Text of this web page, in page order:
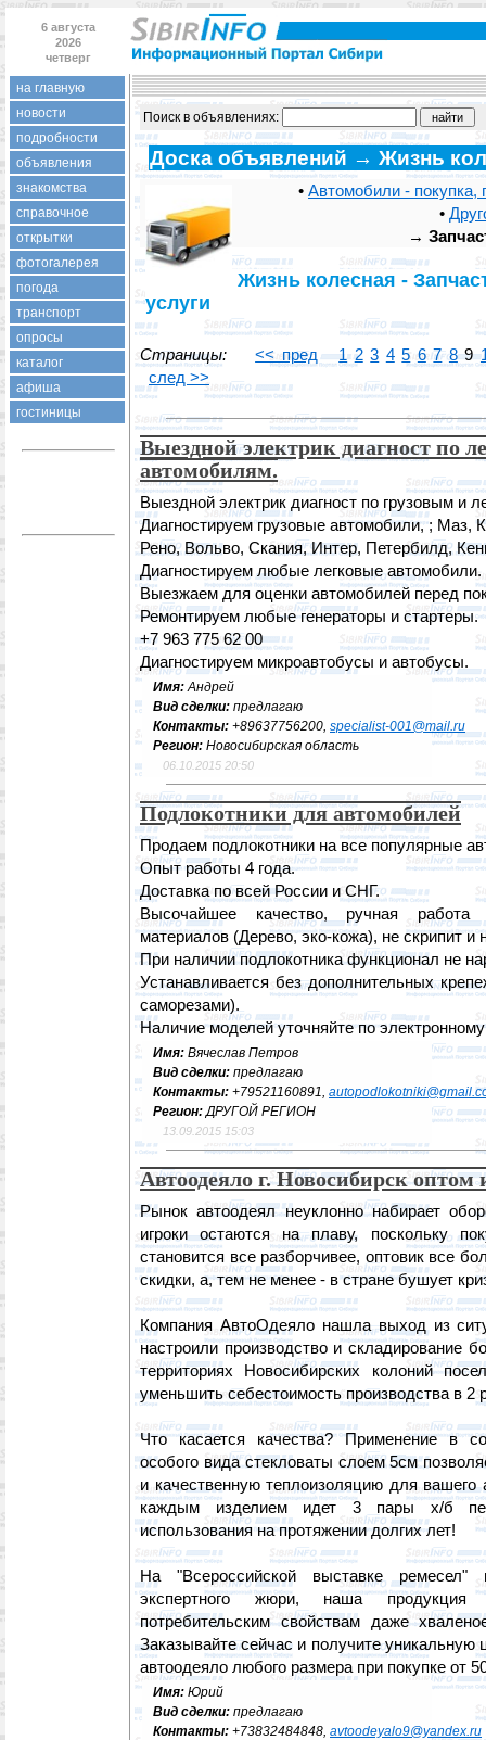
6 августа
2026
четверг
на главную
новости
подробности
объявления
знакомства
справочное
открытки
фотогалерея
погода
транспорт
опросы
каталог
афиша
гостиницы
Поиск в объявлениях:
Доска объявлений → Жизнь
• Автомобили - покупка,
•
→
Жизнь колесная -
услуги
Страницы: << пред 1 2 3 4 5 6 7 89
след >>
Выездной электрик диагност по
автомобилям.
Выездной электрик диагност по грузовым и
Диагностируем грузовые автомобили, ;
Рено, Вольво, Скания, Интер, Петербилд,
Диагностируем любые легковые автомобили.
Выезжаем для оценки автомобилей перед
Ремонтируем любые генераторы и стартеры.
+7 963 775 62 00
Диагностируем микроавтобусы и автобусы.
Имя:Андрей
Вид сделки: предлагаю
Контакты: +89637756200, specialist-001@mail.ru
Регион: Новосибирская область
06.10.2015 20:50
Подлокотники для автомобилей
Продаем подлокотники на все популярные
Опыт работы 4 года.
Доставка по всей России и СНГ.
Высочайшее качество, ручная работа
материалов (Дерево, эко-кожа), не скрипит и
При наличии подлокотника функционал не
Устанавливается без дополнительных
саморезами).
Наличие моделей уточняйте по
Имя: Вячеслав Петров
Вид сделки: предлагаю
Контакты: +79521160891,
Регион:ДРУГОЙ РЕГИОН
13.09.2015 15:03
Автоодеяло г. Новосибирск оптом
Рынок автоодеял неуклонно набирает
игроки остаются на плаву, поскольку
становится все разборчивее, оптовик все
скидки, а, тем не менее - в стране бушует
Компания АвтоОдеяло нашла выход из
настроили производство и складирование
территориях Новосибирских колоний
уменьшить себестоимость производства в 2
Что касается качества? Применение в
особого вида стекловаты слоем 5см
и качественную теплоизоляцию для
каждым изделием идет 3 пары х/б
использования на протяжении долгих лет!
На "Всероссийской выставке
экспертного жюри, наша
потребительским свойствам даже
Заказывайте сейчас и получите уникальную
автоодеяло любого размера при покупке от
Имя: Юрий
Вид сделки: предлагаю
Контакты: +73832484848, avtoodeyalo9@yandex.ru